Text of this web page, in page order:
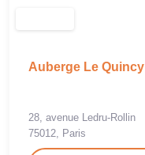
Auberge Le Quincy
28, avenue Ledru-Rollin
75012, Paris